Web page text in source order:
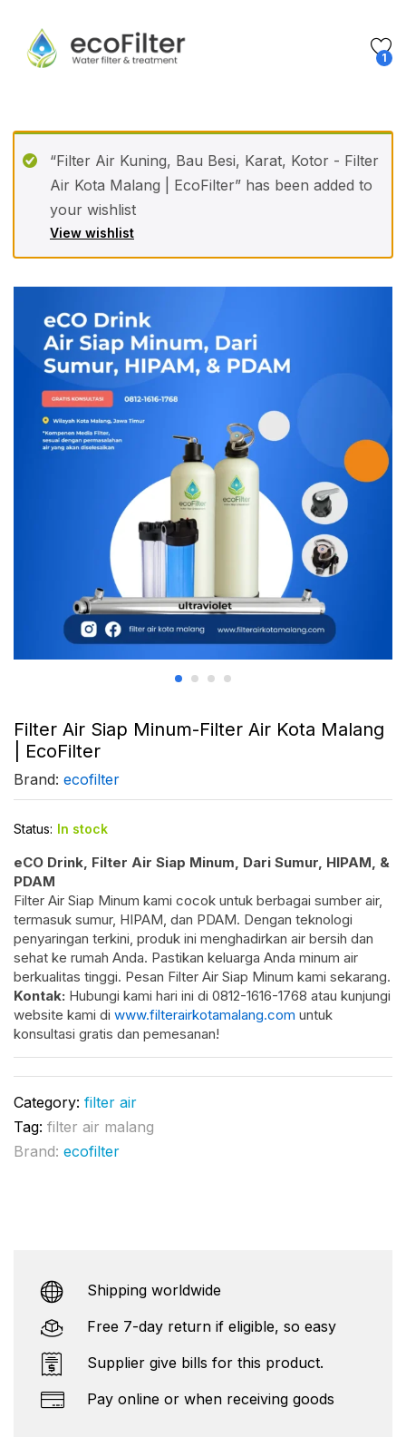
1
View wishlist
“Filter Air Kuning, Bau Besi, Karat, Kotor - Filter
Air Kota Malang | EcoFilter” has been added to
your wishlist
Filter Air Siap Minum-Filter Air Kota Malang
| EcoFilter
Brand: ecofilter
Status: In stock
eCO Drink, Filter Air Siap Minum, Dari Sumur, HIPAM, &
PDAM
Filter Air Siap Minum kami cocok untuk berbagai sumber air,
termasuk sumur, HIPAM, dan PDAM. Dengan teknologi
penyaringan terkini, produk ini menghadirkan air bersih dan
sehat ke rumah Anda. Pastikan keluarga Anda minum air
berkualitas tinggi. Pesan Filter Air Siap Minum kami sekarang.
Kontak: Hubungi kami hari ini di 0812-1616-1768 atau kunjungi
website kami di www.filterairkotamalang.com untuk
konsultasi gratis dan pemesanan!
Category: filter air
Tag: filter air malang
Brand: ecofilter
Shipping worldwide
Free 7-day return if eligible, so easy
Supplier give bills for this product.
Pay online or when receiving goods